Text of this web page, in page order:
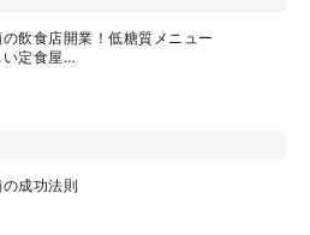
飲食店開業！低糖質メニュー
い定食屋…
成功法則